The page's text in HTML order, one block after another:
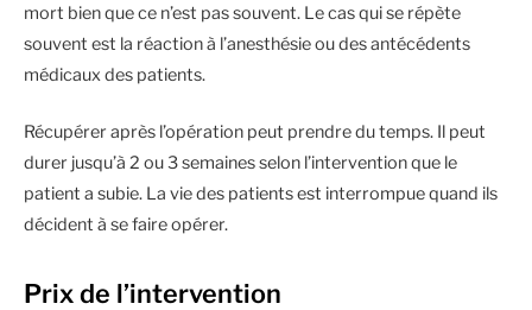
mort bien que ce n’est pas souvent. Le cas qui se répète
souvent est la réaction à l’anesthésie ou des antécédents
médicaux des patients.
Récupérer après l’opération peut prendre du temps. Il peut
durer jusqu’à 2 ou 3 semaines selon l’intervention que le
patient a subie. La vie des patients est interrompue quand ils
décident à se faire opérer.
Prix de l’intervention